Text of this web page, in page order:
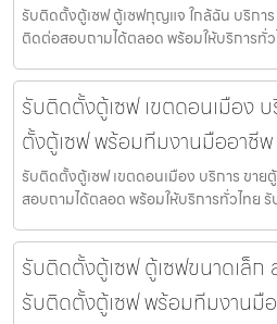
รับติดตั้งตู้เซฟ ตู้เซฟกุญแจ ใกล้ฉัน บริกา
ติดต่อสอบถามได้ตลอด พร้อมให้บริการทั่
รับติดตั้งตู้เซฟ เขตดอนเมือง
ตั้งตู้เซฟ พร้อมทีมงานมืออาชีพ
รับติดตั้งตู้เซฟ เขตดอนเมือง บริการ ขา
สอบถามได้ตลอด พร้อมให้บริการทั่วไทย
รับติดตั้งตู้เซฟ ตู้เซฟขนาดเล็ก
รับติดตั้งตู้เซฟ พร้อมทีมงานมื